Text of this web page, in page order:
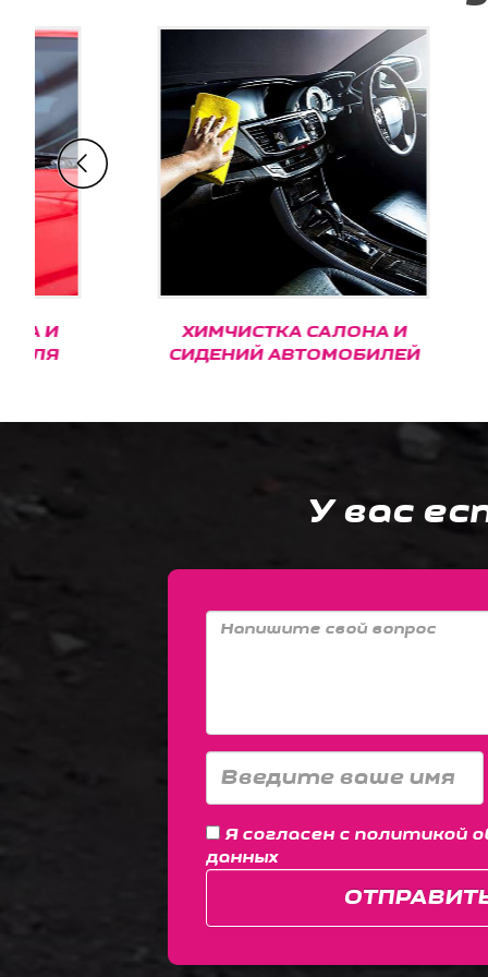
ХИМЧИСТКА САЛОНА И
СИДЕНИЙ АВТОМОБИЛЕЙ
У вас
Я согласен с политикой
данных